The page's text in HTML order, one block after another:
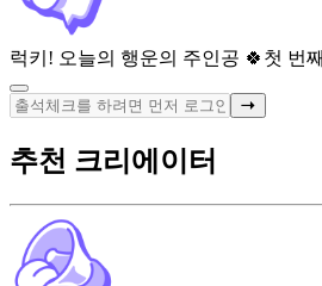
럭키! 오늘의 행운의 주인공 🍀 첫 번
추천 크리에이터